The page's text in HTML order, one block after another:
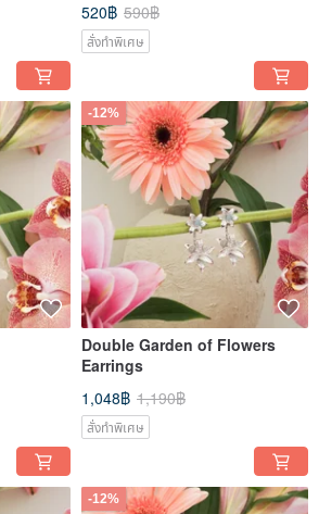
520฿ 590฿
สั่งทำพิเศษ
-12%
Double Garden of Flowers
Earrings
1,048฿ 1,190฿
สั่งทำพิเศษ
-12%